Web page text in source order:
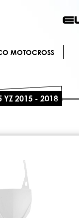
MOTOCROSS
YZ 2015 - 2018